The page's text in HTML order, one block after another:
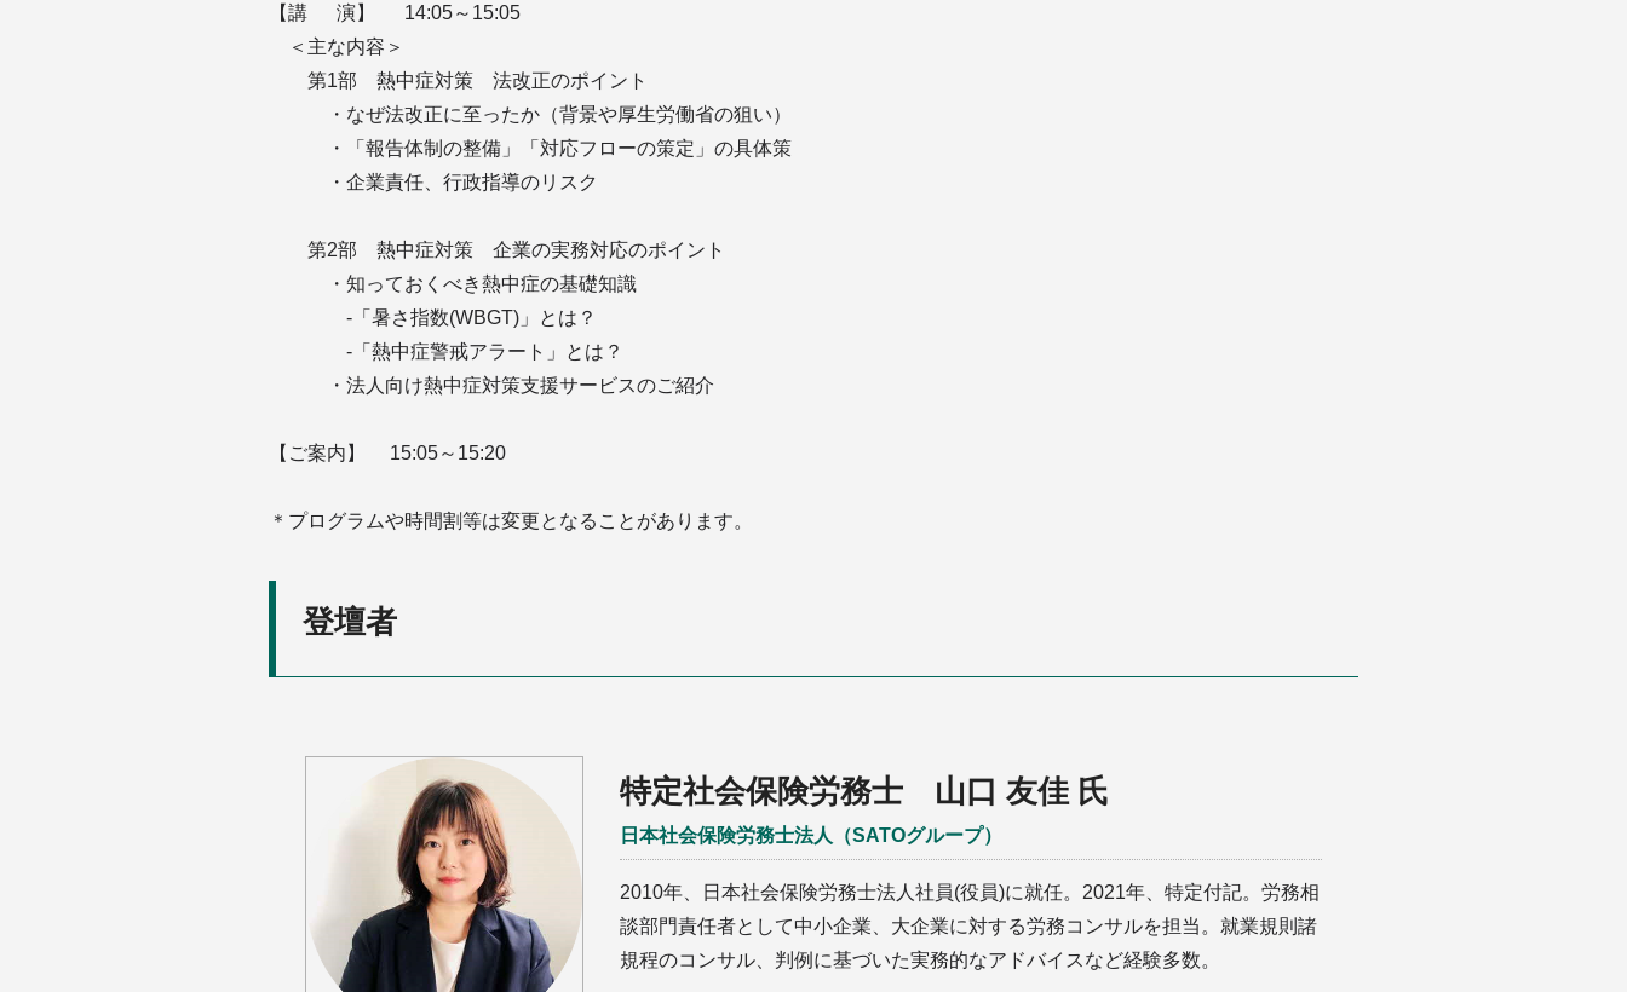
【講 演】 14:05～15:05
＜主な内容＞
第1部 熱中症対策 法改正のポイント
・なぜ法改正に至ったか（背景や厚生労働省の狙い）
・「報告体制の整備」「対応フローの策定」の具体策
・企業責任、行政指導のリスク
第2部 熱中症対策 企業の実務対応のポイント
・知っておくべき熱中症の基礎知識
‐「暑さ指数(WBGT)」とは？
‐「熱中症警戒アラート」とは？
・法人向け熱中症対策支援サービスのご紹介
【ご案内】 15:05～15:20
＊プログラムや時間割等は変更となることがあります。
登壇者
特定社会保険労務士 山口 友佳 氏
日本社会保険労務士法人（SATOグループ）
2010年、日本社会保険労務士法人社員(役員)に就任。2021年、特定付記。労務相
談部門責任者として中小企業、大企業に対する労務コンサルを担当。就業規則諸
規程のコンサル、判例に基づいた実務的なアドバイスなど経験多数。